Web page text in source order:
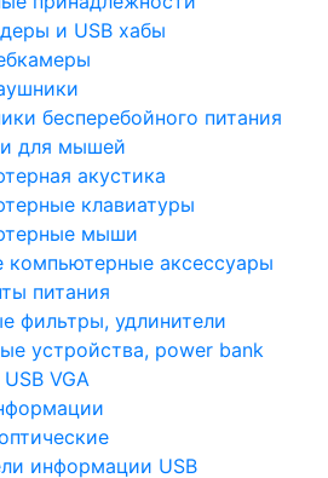
и USB хабы
бесперебойного питания
для мышей
акустика
клавиатуры
мыши
компьютерные аксессуары
питания
фильтры, удлинители
устройства, power bank
VGA
информации USB